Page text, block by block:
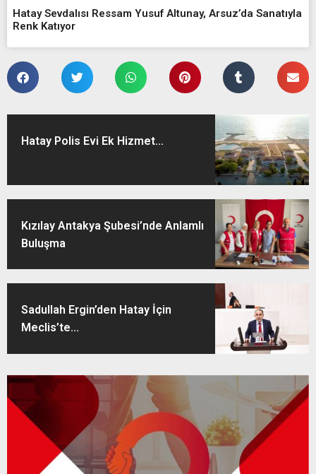
Hatay Sevdalısı Ressam Yusuf Altunay, Arsuz’da Sanatıyla
Renk Katıyor
Hatay Polis Evi Ek Hizmet...
Kızılay Antakya Şubesi’nde Anlamlı
Buluşma
Sadullah Ergin’den Hatay İçin
Meclis’te...